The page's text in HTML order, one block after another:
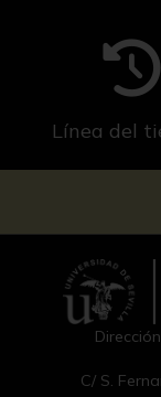
Línea del
C/ S.